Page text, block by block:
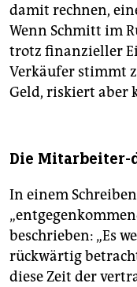
damit rechnen,
Wenn Schmitt im
trotz finanzieller
Verkäufer stimmt
Geld, riskiert aber
Die
In einem
beschrieben: „Es
rückwärtig
diese Zeit der